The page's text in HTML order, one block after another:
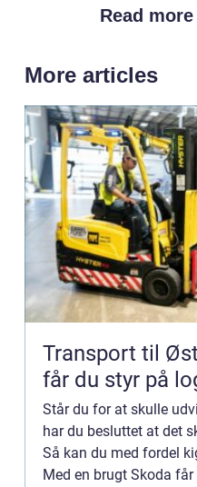
Read
More articles
Transport til
får du styr på
Står du for at skulle
har du besluttet at det
Så kan du med fordel
Med en brugt Skoda